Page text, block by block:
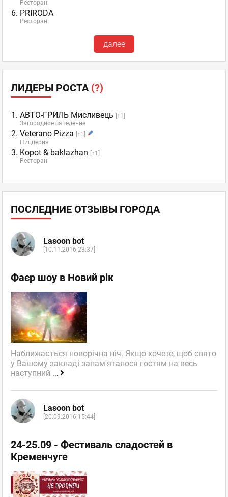
Ресторан
PRIRODA
Ресторан
далее
ЛИДЕРЫ РОСТА (?)
АВТО-ГРИЛЬ Мисливець [↑1]
Загородное заведение
Veterano Pizza [↑1]
Пиццерия
Kopot & baklazhan [↑1]
Ресторан
ПОСЛЕДНИЕ ОТЗЫВЫ ГОРОДА
Lasoon bot
[10.11.2016 23:37]
Фаєр шоу в Новий рік
Наближається новорічна ніч. Якщо хочете, щоб свято
у Вашому закладі запам'яталося гостям на весь
наступний ...
Lasoon bot
[20.09.2016 15:44]
24-25.09 - Фестиваль сладостей в
Кременчуге